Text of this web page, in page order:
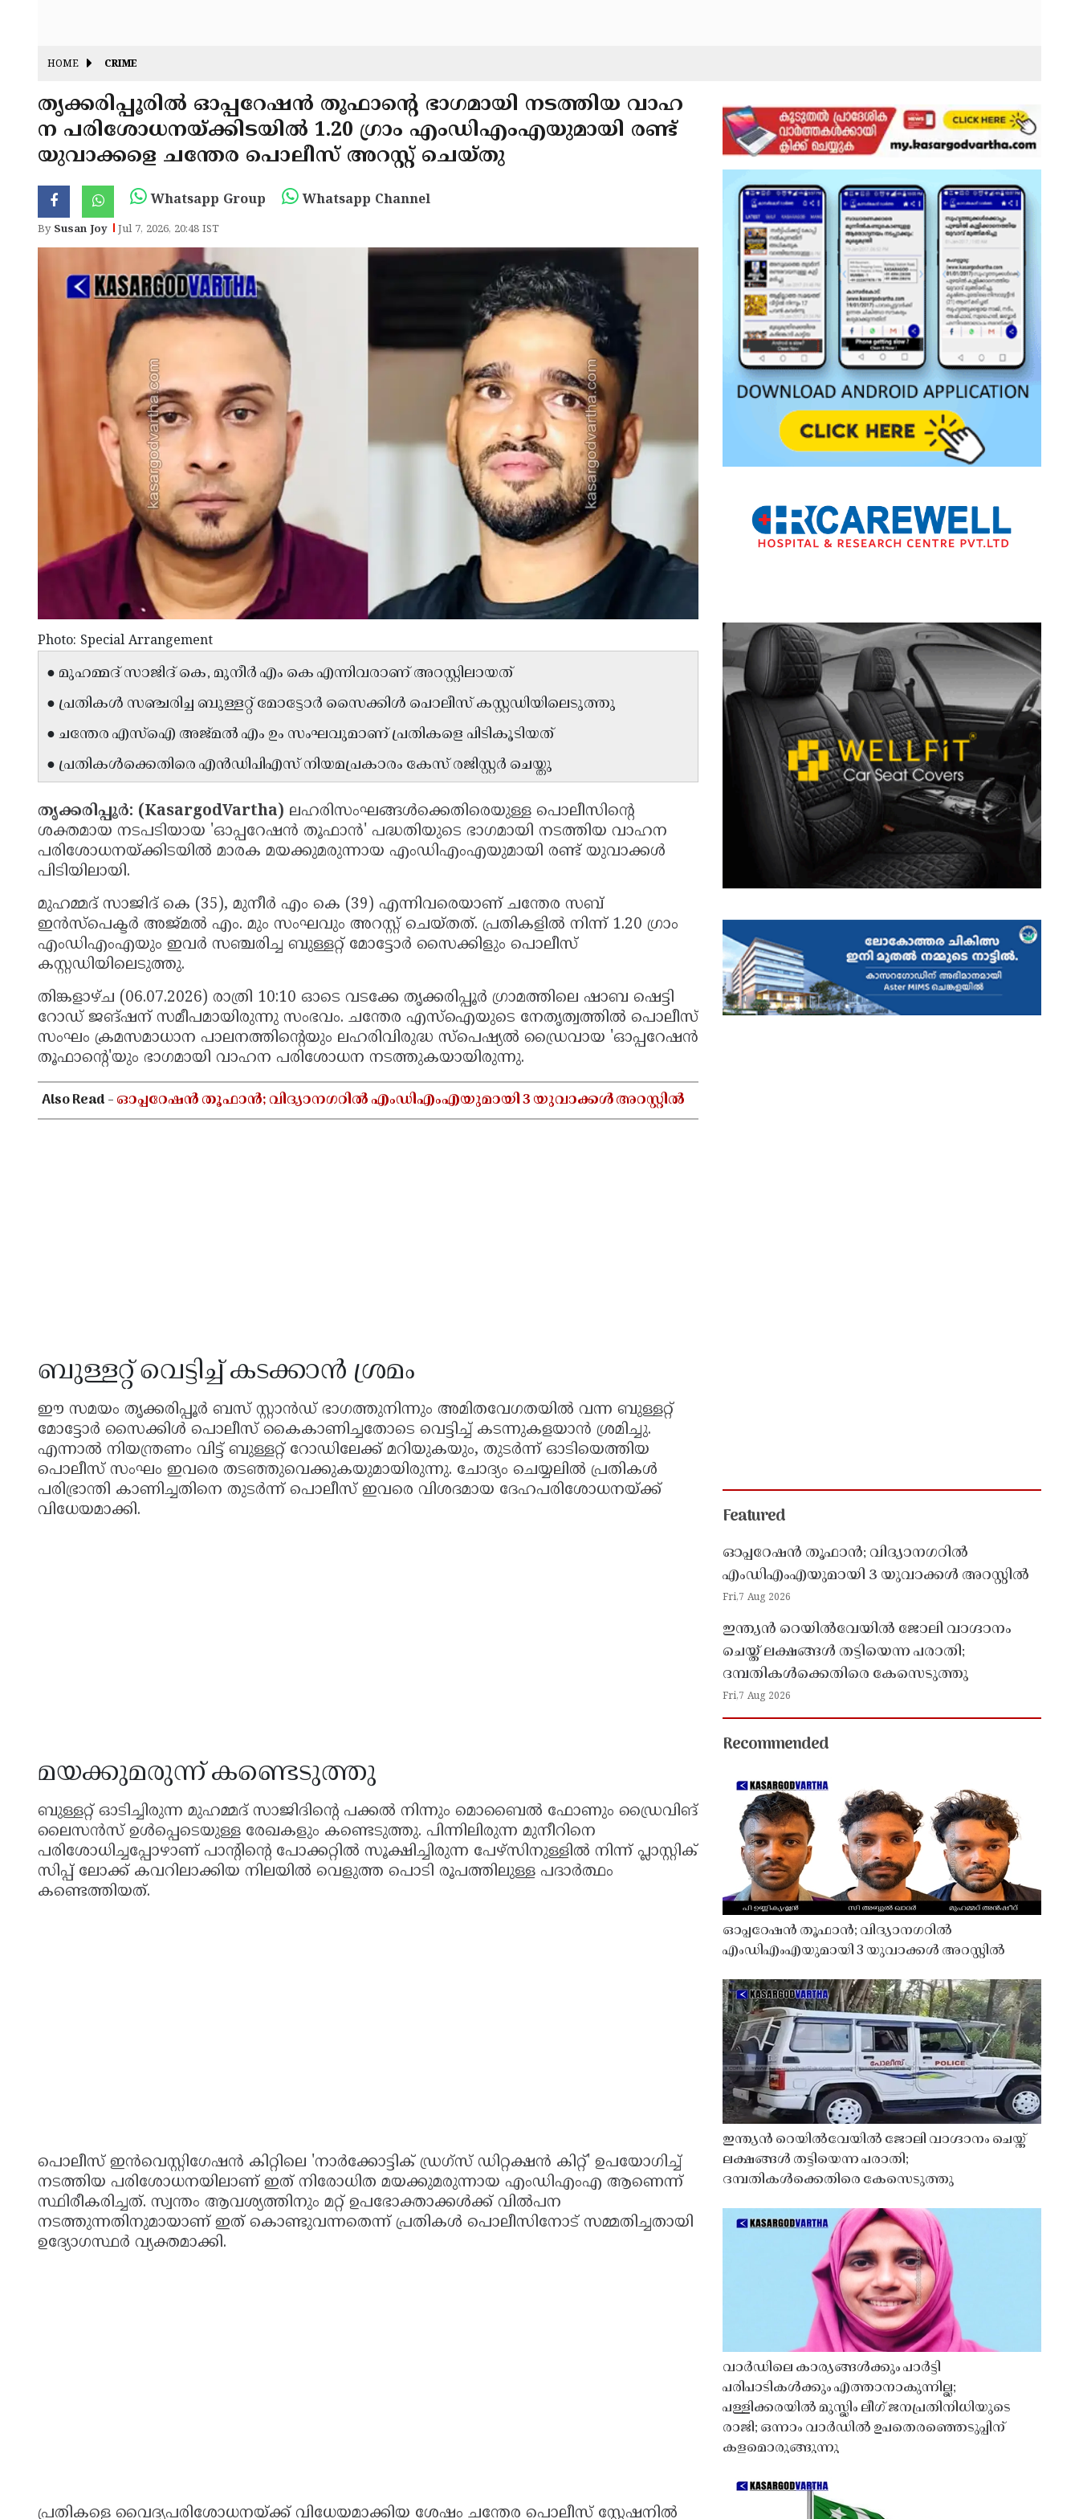
HOME CRIME
തൃക്കരിപ്പൂരിൽ ഓപ്പറേഷൻ തൂഫാൻ്റെ ഭാഗമായി നടത്തിയ വാഹ
ന പരിശോധനയ്ക്കിടയിൽ 1.20 ഗ്രാം എംഡിഎംഎയുമായി രണ്ട്
യുവാക്കളെ ചന്തേര പൊലീസ് അറസ്റ്റ് ചെയ്തു
Whatsapp Group Whatsapp Channel
By Susan Joy Jul 7, 2026, 20:48 IST
Photo: Special Arrangement
● മുഹമ്മദ് സാജിദ് കെ, മുനീർ എം കെ എന്നിവരാണ് അറസ്റ്റിലായത്
● പ്രതികൾ സഞ്ചരിച്ച ബുള്ളറ്റ് മോട്ടോർ സൈക്കിൾ പൊലീസ് കസ്റ്റഡിയിലെടുത്തു
● ചന്തേര എസ്ഐ അജ്‌മൽ എം ഉം സംഘവുമാണ് പ്രതികളെ പിടികൂടിയത്
● പ്രതികൾക്കെതിരെ എൻഡിപിഎസ് നിയമപ്രകാരം കേസ് രജിസ്റ്റർ ചെയ്തു
തൃക്കരിപ്പൂർ: (KasargodVartha) ലഹരിസംഘങ്ങൾക്കെതിരെയുള്ള പൊലീസിൻ്റെ
ശക്തമായ നടപടിയായ 'ഓപ്പറേഷൻ തൂഫാൻ' പദ്ധതിയുടെ ഭാഗമായി നടത്തിയ വാഹന
പരിശോധനയ്ക്കിടയിൽ മാരക മയക്കുമരുന്നായ എംഡിഎംഎയുമായി രണ്ട് യുവാക്കൾ
പിടിയിലായി.
മുഹമ്മദ് സാജിദ് കെ (35), മുനീർ എം കെ (39) എന്നിവരെയാണ് ചന്തേര സബ്
ഇൻസ്പെക്ടർ അജ്‌മൽ എം. മും സംഘവും അറസ്റ്റ് ചെയ്തത്. പ്രതികളിൽ നിന്ന് 1.20 ഗ്രാം
എംഡിഎംഎയും ഇവർ സഞ്ചരിച്ച ബുള്ളറ്റ് മോട്ടോർ സൈക്കിളും പൊലീസ്
കസ്റ്റഡിയിലെടുത്തു.
തിങ്കളാഴ്ച (06.07.2026) രാത്രി 10:10 ഓടെ വടക്കേ തൃക്കരിപ്പൂർ ഗ്രാമത്തിലെ ഷാബ ഷെട്ടി
റോഡ് ജങ്ഷന് സമീപമായിരുന്നു സംഭവം. ചന്തേര എസ്ഐയുടെ നേതൃത്വത്തിൽ പൊലീസ്
സംഘം ക്രമസമാധാന പാലനത്തിൻ്റെയും ലഹരിവിരുദ്ധ സ്പെഷ്യൽ ഡ്രൈവായ 'ഓപ്പറേഷൻ
തൂഫാൻ്റെ'യും ഭാഗമായി വാഹന പരിശോധന നടത്തുകയായിരുന്നു.
Also Read -ഓപ്പറേഷൻ തൂഫാൻ; വിദ്യാനഗറിൽ എംഡിഎംഎയുമായി 3 യുവാക്കൾ അറസ്റ്റിൽ
ബുള്ളറ്റ് വെട്ടിച്ച് കടക്കാൻ ശ്രമം
ഈ സമയം തൃക്കരിപ്പൂർ ബസ് സ്റ്റാൻഡ് ഭാഗത്തുനിന്നും അമിതവേഗതയിൽ വന്ന ബുള്ളറ്റ്
മോട്ടോർ സൈക്കിൾ പൊലീസ് കൈകാണിച്ചതോടെ വെട്ടിച്ച് കടന്നുകളയാൻ ശ്രമിച്ചു.
എന്നാൽ നിയന്ത്രണം വിട്ട് ബുള്ളറ്റ് റോഡിലേക്ക് മറിയുകയും, തുടർന്ന് ഓടിയെത്തിയ
പൊലീസ് സംഘം ഇവരെ തടഞ്ഞുവെക്കുകയുമായിരുന്നു. ചോദ്യം ചെയ്യലിൽ പ്രതികൾ
പരിഭ്രാന്തി കാണിച്ചതിനെ തുടർന്ന് പൊലീസ് ഇവരെ വിശദമായ ദേഹപരിശോധനയ്ക്ക്
വിധേയമാക്കി.
മയക്കുമരുന്ന് കണ്ടെടുത്തു
ബുള്ളറ്റ് ഓടിച്ചിരുന്ന മുഹമ്മദ് സാജിദിൻ്റെ പക്കൽ നിന്നും മൊബൈൽ ഫോണും ഡ്രൈവിങ്
ലൈസൻസ് ഉൾപ്പെടെയുള്ള രേഖകളും കണ്ടെടുത്തു. പിന്നിലിരുന്ന മുനീറിനെ
പരിശോധിച്ചപ്പോഴാണ് പാൻ്റിൻ്റെ പോക്കറ്റിൽ സൂക്ഷിച്ചിരുന്ന പേഴ്സിനുള്ളിൽ നിന്ന് പ്ലാസ്റ്റിക്
സിപ്പ് ലോക്ക് കവറിലാക്കിയ നിലയിൽ വെളുത്ത പൊടി രൂപത്തിലുള്ള പദാർത്ഥം
കണ്ടെത്തിയത്.
പൊലീസ് ഇൻവെസ്റ്റിഗേഷൻ കിറ്റിലെ 'നാർക്കോട്ടിക് ഡ്രഗ്സ് ഡിറ്റക്ഷൻ കിറ്റ്' ഉപയോഗിച്ച്
നടത്തിയ പരിശോധനയിലാണ് ഇത് നിരോധിത മയക്കുമരുന്നായ എംഡിഎംഎ ആണെന്ന്
സ്ഥിരീകരിച്ചത്. സ്വന്തം ആവശ്യത്തിനും മറ്റ് ഉപഭോക്താക്കൾക്ക് വിൽപന
നടത്തുന്നതിനുമായാണ് ഇത് കൊണ്ടുവന്നതെന്ന് പ്രതികൾ പൊലീസിനോട് സമ്മതിച്ചതായി
ഉദ്യോഗസ്ഥർ വ്യക്തമാക്കി.
പ്രതികളെ വൈദ്യപരിശോധനയ്ക്ക് വിധേയമാക്കിയ ശേഷം ചന്തേര പൊലീസ് സ്റ്റേഷനിൽ
Featured
ഓപ്പറേഷൻ തൂഫാൻ; വിദ്യാനഗറിൽ
എംഡിഎംഎയുമായി 3 യുവാക്കൾ അറസ്റ്റിൽ
Fri,7 Aug 2026
ഇന്ത്യൻ റെയിൽവേയിൽ ജോലി വാഗ്ദാനം
ചെയ്ത് ലക്ഷങ്ങൾ തട്ടിയെന്ന പരാതി;
ദമ്പതികൾക്കെതിരെ കേസെടുത്തു
Fri,7 Aug 2026
Recommended
ഓപ്പറേഷൻ തൂഫാൻ; വിദ്യാനഗറിൽ
എംഡിഎംഎയുമായി 3 യുവാക്കൾ അറസ്റ്റിൽ
ഇന്ത്യൻ റെയിൽവേയിൽ ജോലി വാഗ്ദാനം ചെയ്ത്
ലക്ഷങ്ങൾ തട്ടിയെന്ന പരാതി;
ദമ്പതികൾക്കെതിരെ കേസെടുത്തു
വാർഡിലെ കാര്യങ്ങൾക്കും പാർട്ടി
പരിപാടികൾക്കും എത്താനാകുന്നില്ല;
പള്ളിക്കരയിൽ മുസ്ലിം ലീഗ് ജനപ്രതിനിധിയുടെ
രാജി; ഒന്നാം വാർഡിൽ ഉപതെരഞ്ഞെടുപ്പിന്
കളമൊരുങ്ങുന്നു